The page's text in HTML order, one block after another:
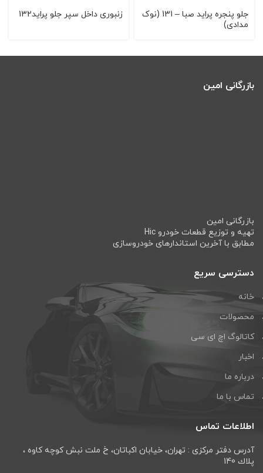
جلو پنجره پراید صبا – 131 (نوک
مدادی)
زنبوری داخل سپر جلو پراید132
بازرگانی امین
بازرگانی امین
تهیه و توزیع قطعات خودرو Hic
مطابق با آخرین استاندارهای خودروسازی
دسترسی سریع
خانه
محصولات
کاتالوگ اچ ای سی
اخبار
درباره ما
تماس با ما
اطلاعات تماس
آدرس دفتر مرکزی : تهران، خيابان اكباتان، خ ملت نبش كوچه كاوه ،
پلاك 140